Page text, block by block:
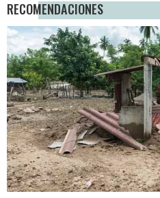
RECOMENDACIONES